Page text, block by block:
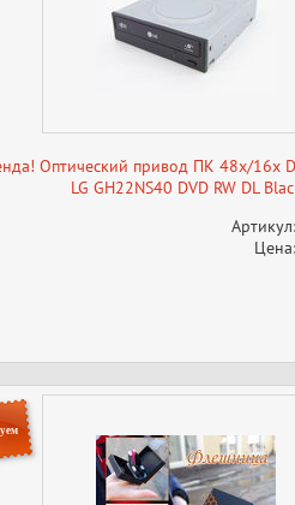
Оптический привод ПК 48x/16x
LG GH22NS40 DVD RW DL
Артикул:
Цена: